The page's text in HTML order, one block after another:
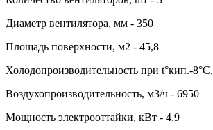
Диаметр вентилятора, мм - 350
Площадь поверхности, м2 - 45,8
Холодопроизводительность при t°кип.-
Воздухопроизводительность, м3/ч - 6950
Мощность электрооттайки, кВт - 4,9